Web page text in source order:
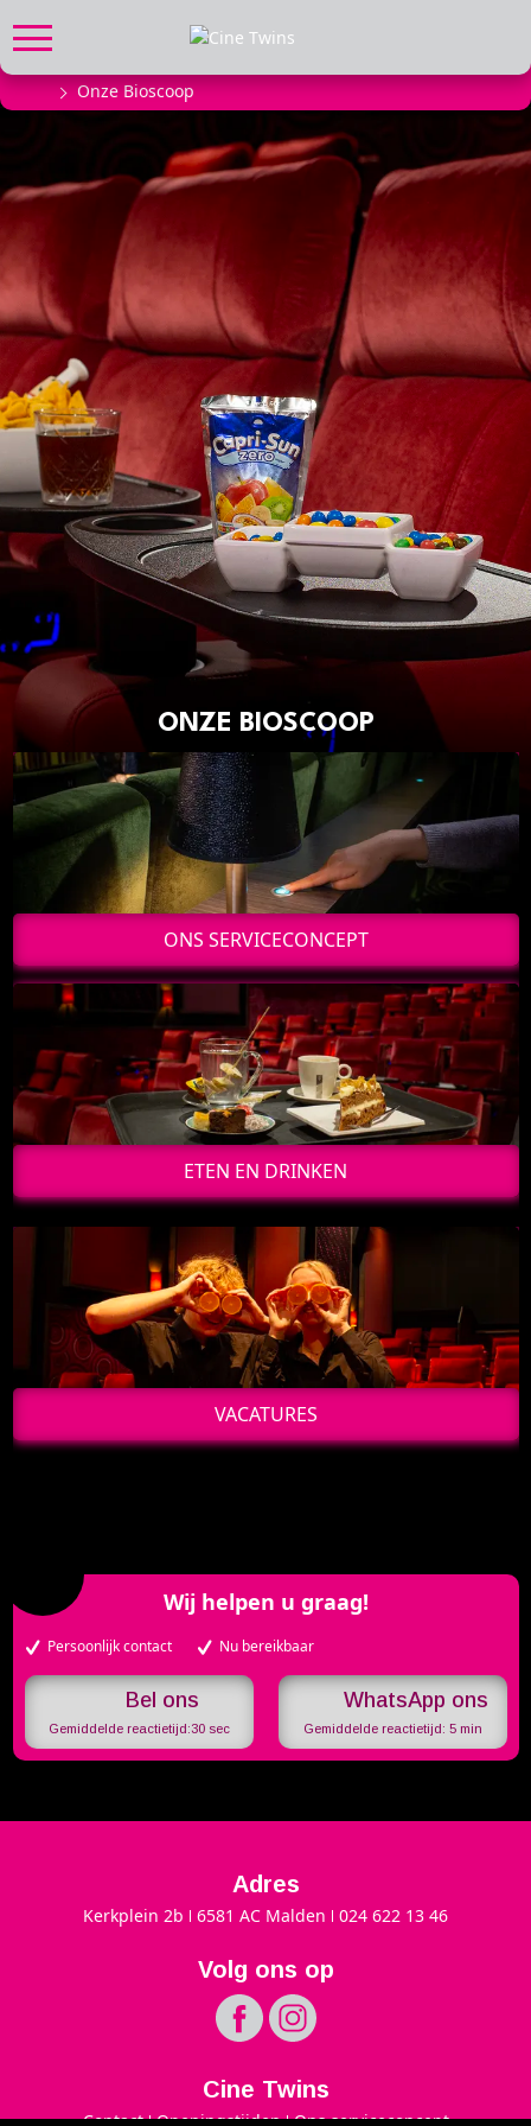
FILMPROGRAMMA
Actueel filmaanbod
Aanmelden filmprogramma
Kinderfeestjes
Privébioscoop of zaalhuur
ABONNEMENT
Alle informatie
Abonnement afsluiten
Inlog voor abonnees
CADEAUTIPS
Cadeaukaart kopen
Cadeaukaart saldo
Abonnement cadeau geven
ONZE BIOSCOOP
Ons serviceconcept
Eten en drinken
Vacatures
PRAKTISCH
Openingstijden
Contact
Parkeren en OV
Onze Bioscoop
ONZE BIOSCOOP
ONS SERVICECONCEPT
ETEN EN DRINKEN
VACATURES
Wij helpen u graag!
Persoonlijk contact Nu bereikbaar
Gemiddelde reactietijd:30 sec
WhatsApp ons
Gemiddelde reactietijd: 5 min
Adres
Kerkplein 2b 6581 AC Malden 024 622 13 46
Volg ons op
Cine Twins
Contact Openingstijden Ons serviceconcept